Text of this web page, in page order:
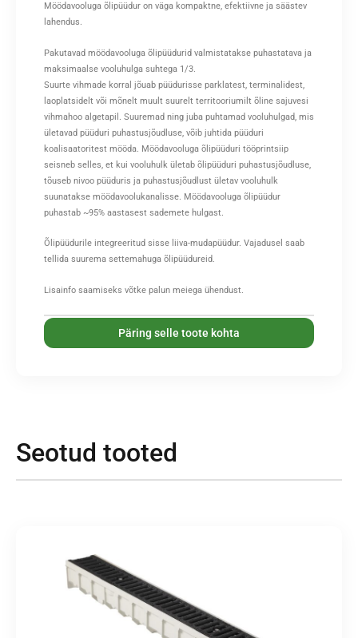
Möödavooluga õlipüüdur on väga kompaktne, efektiivne ja säästev
lahendus.
Pakutavad möödavooluga õlipüüdurid valmistatakse puhastatava ja
maksimaalse vooluhulga suhtega 1/3.
Suurte vihmade korral jõuab püüdurisse parklatest, terminalidest,
laoplatsidelt või mõnelt muult suurelt territooriumilt õline sajuvesi
vihmahoo algetapil. Suuremad ning juba puhtamad vooluhulgad, mis
ületavad püüduri puhastusjõudluse, võib juhtida püüduri
koalisaatoritest mööda. Möödavooluga õlipüüduri tööprintsiip
seisneb selles, et kui vooluhulk ületab õlipüüduri puhastusjõudluse,
tõuseb nivoo püüduris ja puhastusjõudlust ületav vooluhulk
suunatakse möödavoolukanalisse. Möödavooluga õlipüüdur
puhastab ~95% aastasest sademete hulgast.
Õlipüüdurile integreeritud sisse liiva-mudapüüdur. Vajadusel saab
tellida suurema settemahuga õlipüüdureid.
Lisainfo saamiseks võtke palun meiega ühendust.
Päring selle toote kohta
Seotud tooted